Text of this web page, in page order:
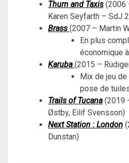
Thurn and Taxis (2006
Karen Seyfarth – SdJ
Brass (2007 – Martin
En plus
économique
Karuba(2015 –
Mix de jeu
pose de
Trails of Tucana (2019
Østby, Eilif Svensson)
Next Station : London
Dunstan)